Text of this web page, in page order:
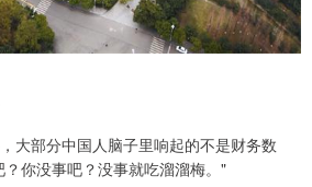
部分中国人脑子里响起的不是财务数
你没事吧？没事就吃溜溜梅。"